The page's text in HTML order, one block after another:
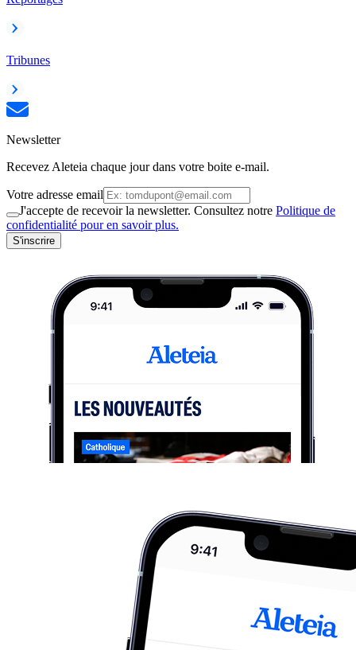
Tribunes
Newsletter
Recevez Aleteia chaque jour dans votre boite e-mail.
Votre adresse email
J'accepte de recevoir la newsletter. Consultez notre Politique de
confidentialité pour en savoir plus.
S'inscrire